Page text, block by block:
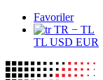
Favoriler
TR − TL
TL USD EUR